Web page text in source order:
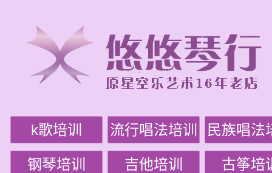
k歌培训 流行唱法培训 民族唱法
钢琴培训 吉他培训 古筝培